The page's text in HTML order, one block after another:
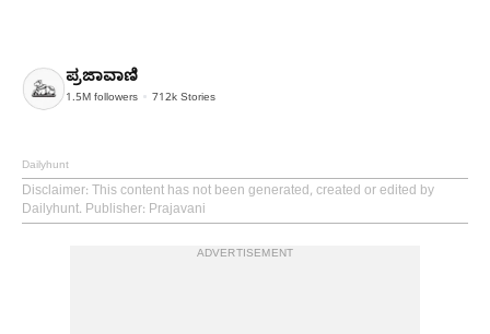
ಪ್ರಜಾವಾಣಿ
1.5M followers 712k Stories
Dailyhunt
Disclaimer: This content has not been generated, created or edited by
Dailyhunt. Publisher: Prajavani
ADVERTISEMENT